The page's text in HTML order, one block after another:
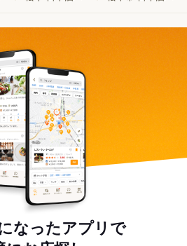
なったアプリで